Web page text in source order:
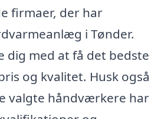
firmaer, der har
i Tønder.
dig med at få det bedste
og kvalitet. Husk også
valgte håndværkere har